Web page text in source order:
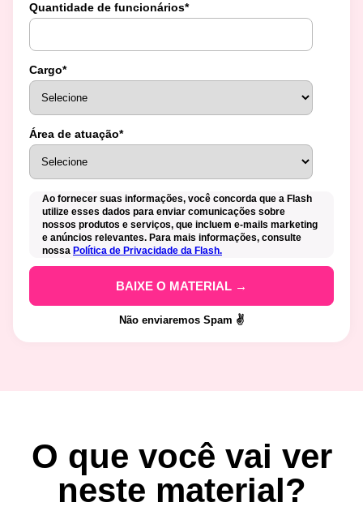
Quantidade de funcionários*
Cargo*
Área de atuação*
Ao fornecer suas informações, você concorda que a Flash
utilize esses dados para enviar comunicações sobre
nossos produtos e serviços, que incluem e-mails marketing
e anúncios relevantes. Para mais informações, consulte
nossa Política de Privacidade da Flash.
Não enviaremos Spam ✌️
O que você vai ver
neste material?